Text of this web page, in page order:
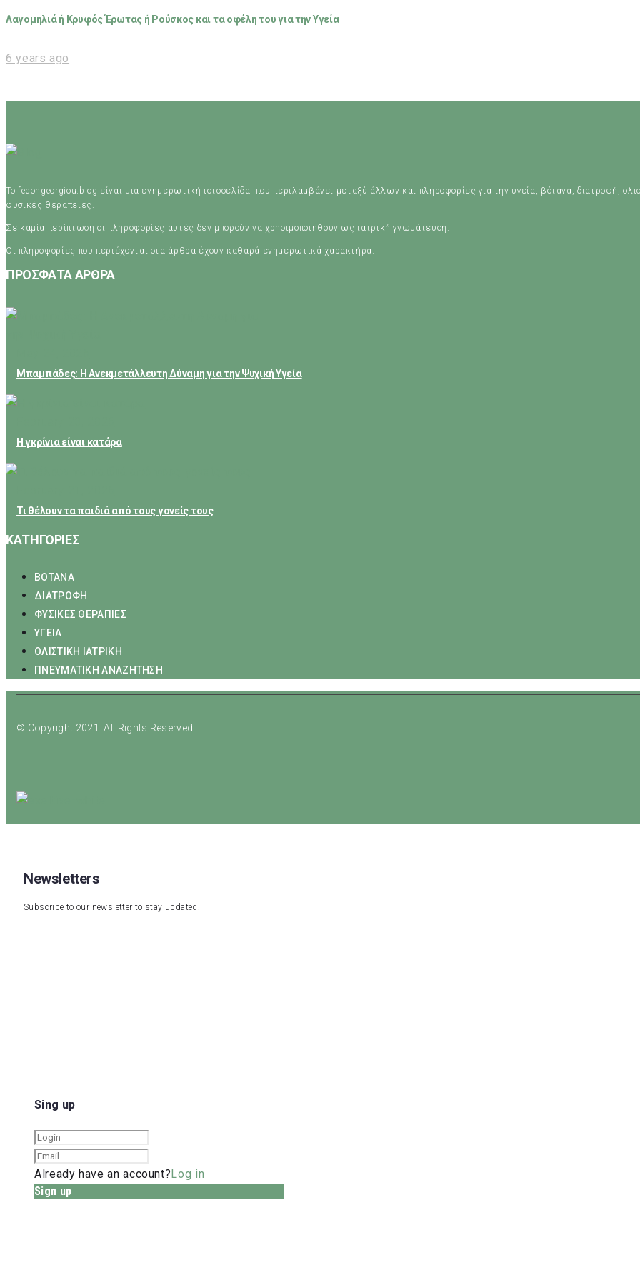
Λαγομηλιά ή Κρυφός Έρωτας ή Ρούσκος και τα οφέλη του για την Υγεία
6 years ago
Το fedongeorgiou.blog είναι μια ενημερωτική ιστοσελίδα που περιλαμβάνει μεταξύ άλλων και πληροφορίες για την υγεία, βότανα, διατροφή,
φυσικές θεραπείες.
Σε καμία περίπτωση οι πληροφορίες αυτές δεν μπορούν να χρησιμοποιηθούν ως ιατρική γνωμάτευση.
Οι πληροφορίες που περιέχονται στα άρθρα έχουν καθαρά ενημερωτικά χαρακτήρα.
ΠΡΟΣΦΑΤΑ ΑΡΘΡΑ
Μπαμπάδες: Η Ανεκμετάλλευτη Δύναμη για την Ψυχική Υγεία
Η γκρίνια είναι κατάρα
Τι θέλουν τα παιδιά από τους γονείς τους
ΚΑΤΗΓΟΡΙΕΣ
ΒΟΤΑΝΑ
ΔΙΑΤΡΟΦΗ
ΦΥΣΙΚΕΣ ΘΕΡΑΠΙΕΣ
ΥΓΕΙΑ
ΟΛΙΣΤΙΚΗ ΙΑΤΡΙΚΗ
ΠΝΕΥΜΑΤΙΚΗ ΑΝΑΖΗΤΗΣΗ
© Copyright 2021. All Rights Reserved
Newsletters
Subscribe to our newsletter to stay updated.
Sing up
Already have an account?Log in
Sign up